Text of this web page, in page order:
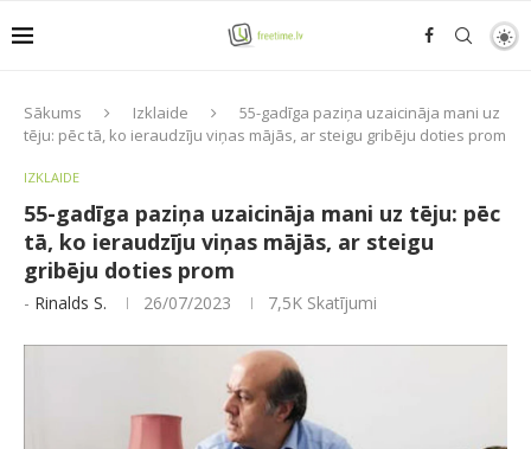
Sākums Izklaide
55-gadīga paziņa uzaicināja mani uz
tēju: pēc tā, ko ieraudzīju viņas mājās, ar steigu gribēju doties prom
IZKLAIDE
55-gadīga paziņa uzaicināja mani uz tēju: pēc
tā, ko ieraudzīju viņas mājās, ar steigu
gribēju doties prom
- Rinalds S. 26/07/2023 7,5K Skatījumi